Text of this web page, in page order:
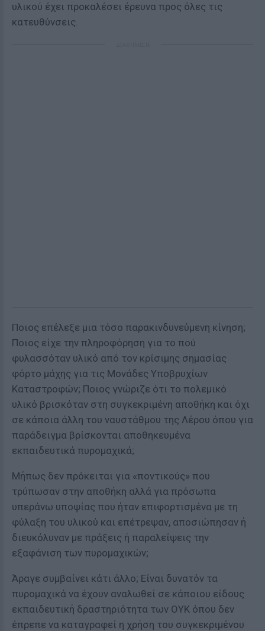
υλικού έχει προκαλέσει έρευνα προς όλες τις
κατευθύνσεις.
Ποιος επέλεξε μια τόσο παρακινδυνεύμενη κίνηση;
Ποιος είχε την πληροφόρηση για το πού
φυλασσόταν υλικό από τον κρίσιμης σημασίας
φόρτο μάχης για τις Μονάδες Υποβρυχίων
Καταστροφών; Ποιος γνώριζε ότι το πολεμικό
υλικό βρισκόταν στη συγκεκριμένη αποθήκη και όχι
σε κάποια άλλη του ναυστάθμου της Λέρου όπου για
παράδειγμα βρίσκονται αποθηκευμένα
εκπαιδευτικά πυρομαχικά;
Μήπως δεν πρόκειται για «ποντικούς» που
τρύπωσαν στην αποθήκη αλλά για πρόσωπα
υπεράνω υποψίας που ήταν επιφορτισμένα με τη
φύλαξη του υλικού και επέτρεψαν, αποσιώπησαν ή
διευκόλυναν με πράξεις ή παραλείψεις την
εξαφάνιση των πυρομαχικών;
Άραγε συμβαίνει κάτι άλλο; Είναι δυνατόν τα
πυρομαχικά να έχουν αναλωθεί σε κάποιου είδους
εκπαιδευτική δραστηριότητα των ΟΥΚ όπου δεν
έπρεπε να καταγραφεί η χρήση του συγκεκριμένου